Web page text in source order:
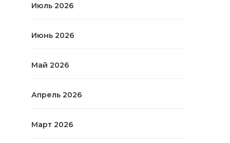
Июль 2026
Июнь 2026
Май 2026
Апрель 2026
Март 2026